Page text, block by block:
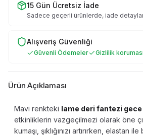
15 Gün Ücretsiz İade
Sadece geçerli ürünlerde, iade detayları
Alışveriş Güvenliği
Güvenli Ödemeler Gizlilik koruması
Ürün Açıklaması
Mavi renkteki lame deri fantezi gece
etkinliklerin vazgeçilmezi olarak öne
kumaşı, şıklığınızı artırırken, elastan